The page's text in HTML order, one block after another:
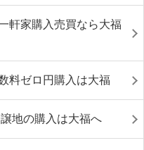
軒家購入売買なら大福
料ゼロ円購入は大福
地の購入は大福へ